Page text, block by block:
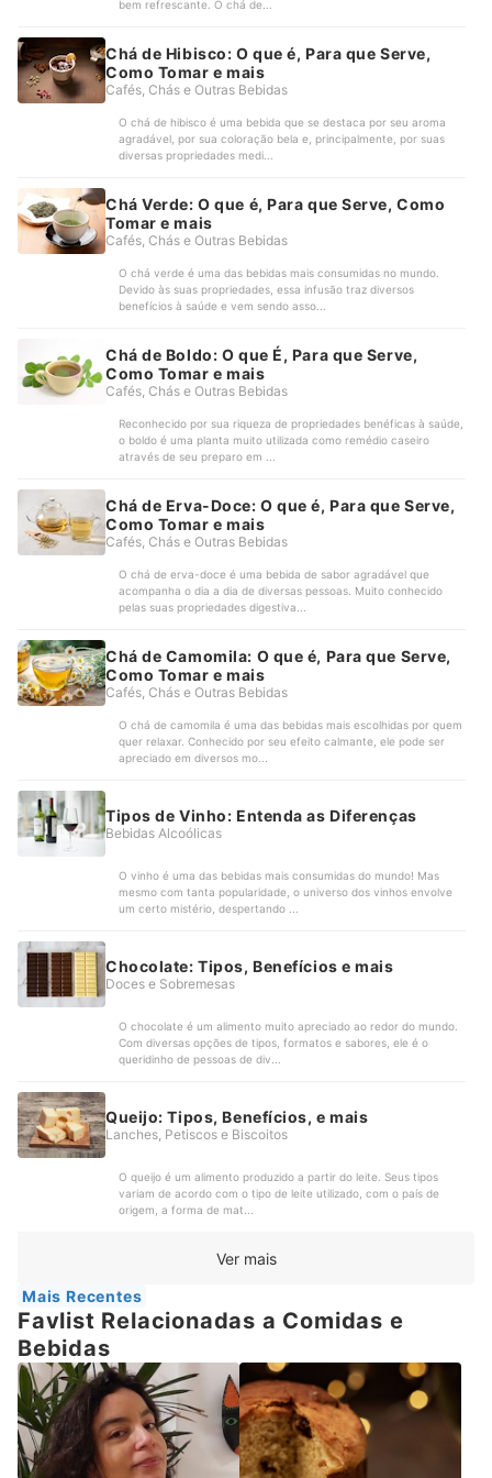
bem refrescante. O chá de...
Chá de Hibisco: O que é, Para que Serve,
Como Tomar e mais
Cafés, Chás e Outras Bebidas
O chá de hibisco é uma bebida que se destaca por seu aroma
agradável, por sua coloração bela e, principalmente, por suas
diversas propriedades medi...
Chá Verde: O que é, Para que Serve, Como
Tomar e mais
Cafés, Chás e Outras Bebidas
O chá verde é uma das bebidas mais consumidas no mundo.
Devido às suas propriedades, essa infusão traz diversos
benefícios à saúde e vem sendo asso...
Chá de Boldo: O que É, Para que Serve,
Como Tomar e mais
Cafés, Chás e Outras Bebidas
Reconhecido por sua riqueza de propriedades benéficas à saúde,
o boldo é uma planta muito utilizada como remédio caseiro
através de seu preparo em ...
Chá de Erva-Doce: O que é, Para que Serve,
Como Tomar e mais
Cafés, Chás e Outras Bebidas
O chá de erva-doce é uma bebida de sabor agradável que
acompanha o dia a dia de diversas pessoas. Muito conhecido
pelas suas propriedades digestiva...
Chá de Camomila: O que é, Para que Serve,
Como Tomar e mais
Cafés, Chás e Outras Bebidas
O chá de camomila é uma das bebidas mais escolhidas por quem
quer relaxar. Conhecido por seu efeito calmante, ele pode ser
apreciado em diversos mo...
Tipos de Vinho: Entenda as Diferenças
Bebidas Alcoólicas
O vinho é uma das bebidas mais consumidas do mundo! Mas
mesmo com tanta popularidade, o universo dos vinhos envolve
um certo mistério, despertando ...
Chocolate: Tipos, Benefícios e mais
Doces e Sobremesas
O chocolate é um alimento muito apreciado ao redor do mundo.
Com diversas opções de tipos, formatos e sabores, ele é o
queridinho de pessoas de div...
Queijo: Tipos, Benefícios, e mais
Lanches, Petiscos e Biscoitos
O queijo é um alimento produzido a partir do leite. Seus tipos
variam de acordo com o tipo de leite utilizado, com o país de
origem, a forma de mat...
Ver mais
Mais Recentes
Favlist Relacionadas a Comidas e
Bebidas